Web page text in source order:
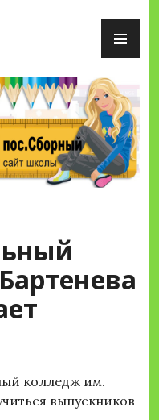
колледж им.
выпускников